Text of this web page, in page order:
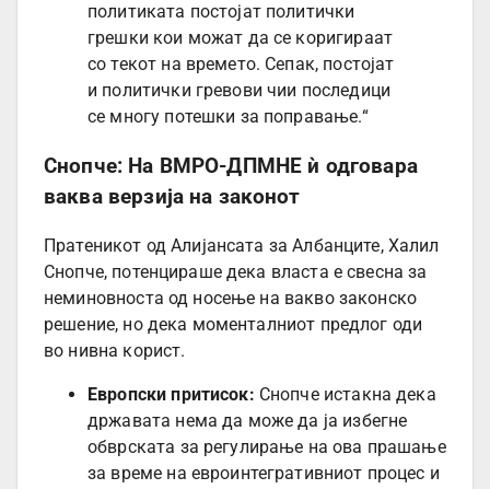
политиката постојат политички
грешки кои можат да се коригираат
со текот на времето. Сепак, постојат
и политички гревови чии последици
се многу потешки за поправање.“
Снопче: На ВМРО-ДПМНЕ ѝ одговара
ваква верзија на законот
Пратеникот од Алијансата за Албанците, Халил
Снопче, потенцираше дека власта е свесна за
неминовноста од носење на вакво законско
решение, но дека моменталниот предлог оди
во нивна корист.
Европски притисок: Снопче истакна дека
државата нема да може да ја избегне
обврската за регулирање на ова прашање
за време на евроинтегративниот процес и